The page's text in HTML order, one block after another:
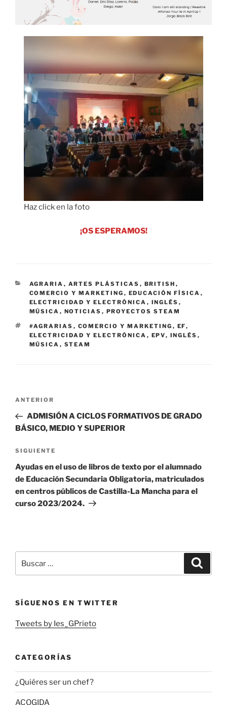
Haz click en la foto
¡OS ESPERAMOS!
CATEGORÍAS
AGRARIA , ARTES PLÁSTICAS , BRITISH ,
COMERCIO Y MARKETING , EDUCACIÓN FÍSICA ,
ELECTRICIDAD Y ELECTRÓNICA , INGLÉS ,
MÚSICA , NOTICIAS , PROYECTOS STEAM
ETIQUETAS
#AGRARIAS , COMERCIO Y MARKETING , EF,
ELECTRICIDAD Y ELECTRÓNICA , EPV, INGLÉS ,
MÚSICA , STEAM
Navegación
entradas
Entrada
anterior:
ANTERIOR
ADMISIÓN A CICLOS FORMATIVOS DE GRADO
BÁSICO, MEDIO Y SUPERIOR
Siguiente
entrada
SIGUIENTE
Ayudas en el uso de libros de texto por el alumnado
de Educación Secundaria Obligatoria, matriculados
en centros públicos de Castilla-La Mancha para el
curso 2023/2024.
por:
SÍGUENOS EN TWITTER
Tweets by Ies_GPrieto
CATEGORÍAS
¿Quiéres ser un chef?
ACOGIDA